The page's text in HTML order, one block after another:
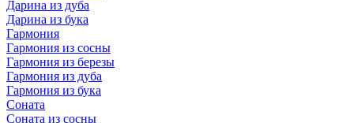
Дарина из дуба
Дарина из бука
Гармония
Гармония из сосны
Гармония из березы
Гармония из дуба
Гармония из бука
Соната
Соната из сосны